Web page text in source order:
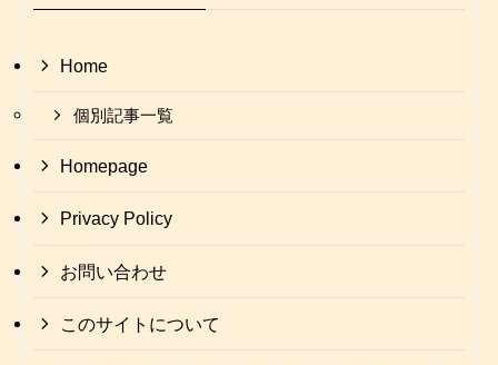
Home
個別記事一覧
Homepage
Privacy Policy
お問い合わせ
このサイトについて